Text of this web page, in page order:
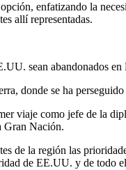
enfatizando la
allí representadas.
sean abandonados
donde se ha
viaje como jefe de la
Gran Nación.
de la región las
de EE.UU. y de todo